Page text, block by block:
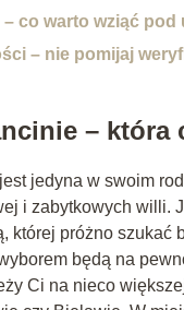
co warto wziąć pod
– nie pomijaj
– która
jedyna w swoim
i zabytkowych willi.
której próżno
będą na
Ci na nieco